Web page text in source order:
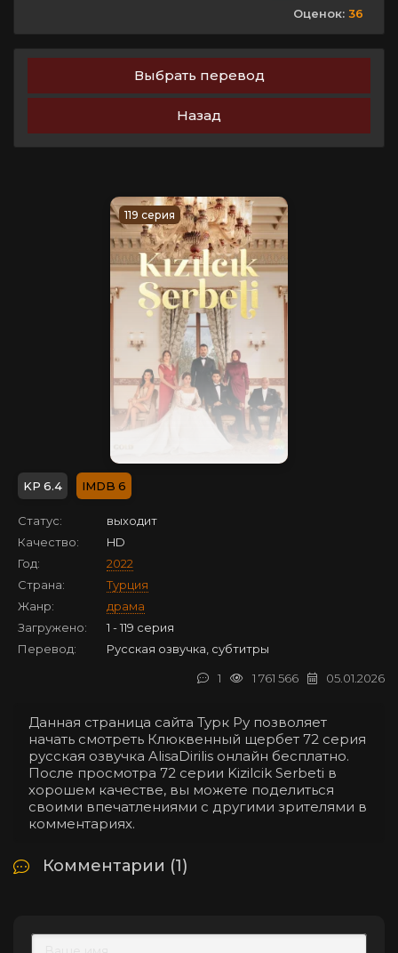
Оценок: 36
Выбрать перевод
Назад
119 серия
6.4 6
Статус:
выходит
Качество:
HD
Год:
2022
Страна:
Турция
Жанр:
драма
Загружено:
1 - 119 серия
Перевод:
Русская озвучка, субтитры
05.01.2026
1 761 566
1
Данная страница сайта Турк Ру позволяет
начать смотреть Клюквенный щербет 72 серия
русская озвучка AlisaDirilis онлайн бесплатно.
После просмотра 72 серии Kizilcik Serbeti в
хорошем качестве, вы можете поделиться
своими впечатлениями с другими зрителями в
комментариях.
Комментарии (1)